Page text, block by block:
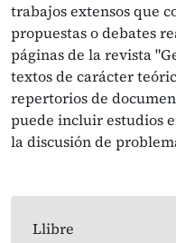
trabajos extensos que
propuestas o debates
páginas de la revista
textos de carácter
repertorios de
puede incluir estudios
la discusión de
Llibre